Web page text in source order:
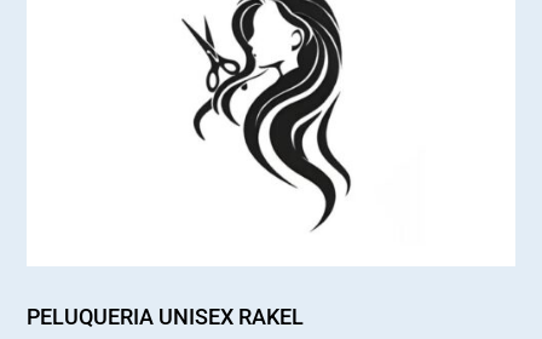
PELUQUERIA UNISEX RAKEL